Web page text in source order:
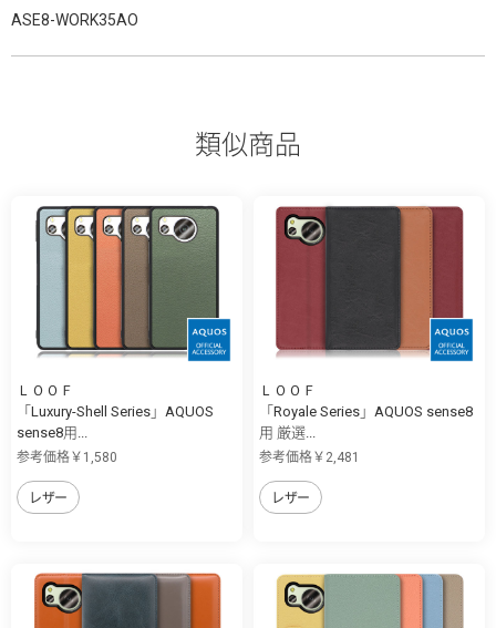
ASE8-WORK35AO
類似商品
ＬＯＯＦ
「Luxury-Shell Series」AQUOS
sense8用...
参考価格￥1,580
レザー
ＬＯＯＦ
「Royale Series」AQUOS sense8
用 厳選...
参考価格￥2,481
レザー